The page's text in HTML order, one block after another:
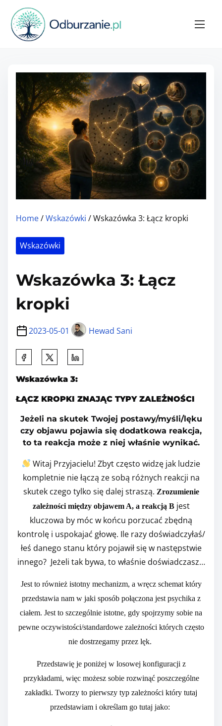
Home/Wskazówki / Wskazówka 3: Łącz kropki
Wskazówki
Wskazówka 3: Łącz
kropki
2023-05-01 Hewad Sani
a
r
o
Wskazówka 3:
ŁĄCZ KROPKI ZNAJĄC TYPY ZALEŻNOŚCI
Jeżeli na skutek Twojej postawy/myśli/lęku
czy objawu pojawia się dodatkowa reakcja,
to ta reakcja może z niej właśnie wynikać.
Witaj Przyjacielu!Zbyt często widzę jak ludzie
kompletnie nie łączą ze sobą różnych reakcji na
skutek czego tylko się dalej straszą. Zrozumienie
zależności między objawem A, a reakcją B jest
kluczowa by móc w końcu porzucać zbędną
kontrolę i uspokajać głowę. Ile razy doświadczyłaś/
łeś danego stanu który pojawił się w następstwie
innego? Jeżeli tak bywa, to właśnie doświadczasz…
Jest to również istotny mechanizm, a wręcz schemat który
przedstawia nam w jaki sposób połączona jest psychika z
ciałem. Jest to szczególnie istotne, gdy spojrzymy sobie na
pewne oczywistości/standardowe zależności których często
nie dostrzegamy przez lęk.
Przedstawię je poniżej w losowej konfiguracji z
przykładami, więc możesz sobie rozwinąć poszczególne
zakładki. Tworzy to pierwszy typ zależności który tutaj
przedstawiam i określam go tutaj jako: